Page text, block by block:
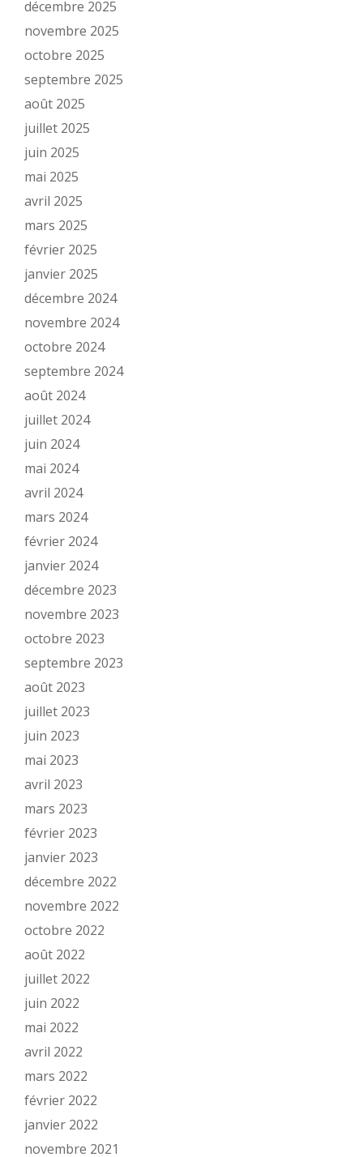
décembre 2025
novembre 2025
octobre 2025
septembre 2025
août 2025
juillet 2025
juin 2025
mai 2025
avril 2025
mars 2025
février 2025
janvier 2025
décembre 2024
novembre 2024
octobre 2024
septembre 2024
août 2024
juillet 2024
juin 2024
mai 2024
avril 2024
mars 2024
février 2024
janvier 2024
décembre 2023
novembre 2023
octobre 2023
septembre 2023
août 2023
juillet 2023
juin 2023
mai 2023
avril 2023
mars 2023
février 2023
janvier 2023
décembre 2022
novembre 2022
octobre 2022
août 2022
juillet 2022
juin 2022
mai 2022
avril 2022
mars 2022
février 2022
janvier 2022
novembre 2021